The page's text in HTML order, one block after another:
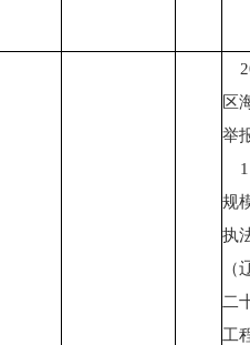
区
举
1
规
执
二
工